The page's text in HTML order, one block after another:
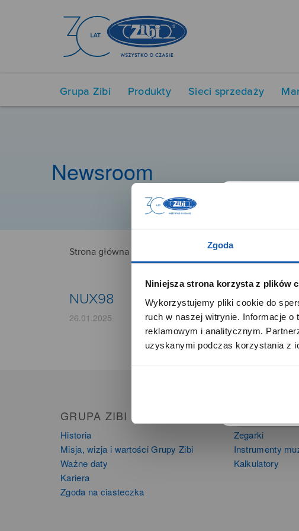
Zgoda
Niniejsza strona korzysta z plików
Wykorzystujemy pliki cookie do
ruch w naszej witrynie. Informacje
reklamowym i analitycznym.
uzyskanymi podczas korzystania z
Grupa Zibi Produkty Sieci sprzedaży
Newsroom
Strona główna
NUX98
26.01.2025
GRUPA ZIBI
Historia
Misja, wizja i wartości Grupy Zibi
Ważne daty
Kariera
Zgoda na ciasteczka
Zegarki
Instrumenty
Kalkulatory